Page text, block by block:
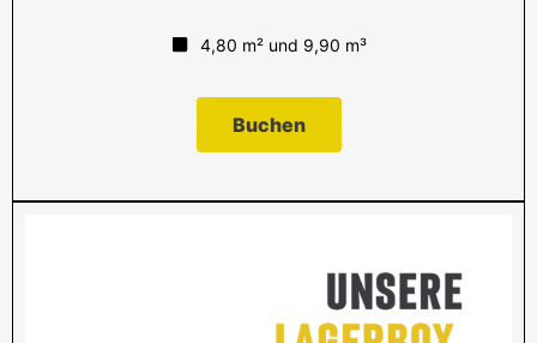
4,80 m² und 9,90 m³
Buchen